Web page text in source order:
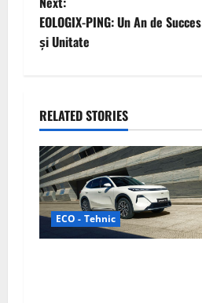
t
n
v
i
g
a
t
EOLOGIX-PING: Un An de Succes
și Unitate
RELATED STORIES
ECO - Tehnic